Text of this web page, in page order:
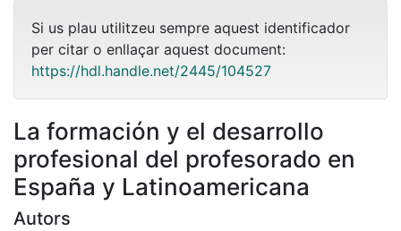
Si us plau utilitzeu sempre aquest identificador
per citar o enllaçar aquest document:
https://hdl.handle.net/2445/104527
La formación y el desarrollo
profesional del profesorado en
España y Latinoamericana
Autors